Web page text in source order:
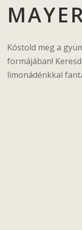
Kóstold meg a
formájában!
limonádénkkal